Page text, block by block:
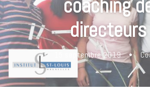
coaching
directeurs
15 septembre 2019 •